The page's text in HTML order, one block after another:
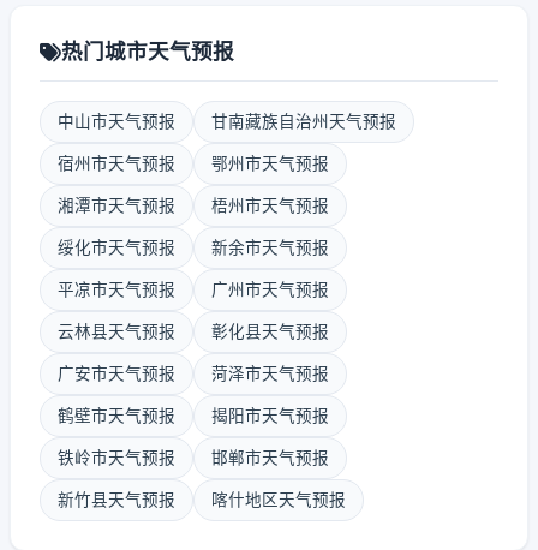
热门城市天气预报
中山市天气预报 甘南藏族自治州天气预报
宿州市天气预报 鄂州市天气预报
湘潭市天气预报 梧州市天气预报
绥化市天气预报 新余市天气预报
平凉市天气预报 广州市天气预报
云林县天气预报 彰化县天气预报
广安市天气预报 菏泽市天气预报
鹤壁市天气预报 揭阳市天气预报
铁岭市天气预报 邯郸市天气预报
新竹县天气预报 喀什地区天气预报